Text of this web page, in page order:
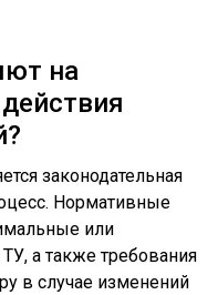
на
законодательная
Нормативные
или
а также требования
в случае изменений